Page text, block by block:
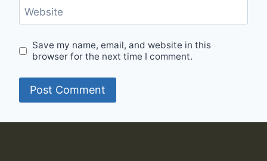
Website
Save my name, email, and website in this
browser for the next time I comment.